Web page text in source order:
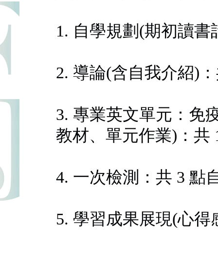
1. 自學規劃(期初讀
2. 導論(含自我介紹)
3. 專業英文單元：免
教材、單元作業)：共
4. 一次檢測：共 3 點
5. 學習成果展現(心